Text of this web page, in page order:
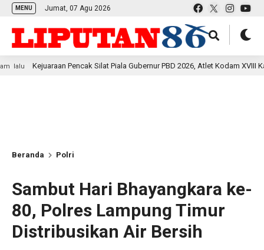
MENU Jumat, 07 Agu 2026
Pencak Silat Piala Gubernur PBD 2026, Atlet Kodam XVIII Kasuari
Beranda Polri
Sambut Hari Bhayangkara ke-
80, Polres Lampung Timur
Distribusikan Air Bersih